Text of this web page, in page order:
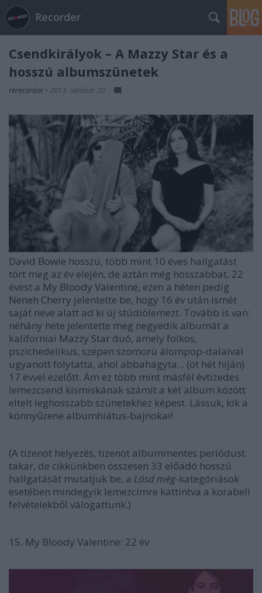
Recorder
Csendkirályok – A Mazzy Star és a
hosszú albumszünetek
rerecorder • 2013. október 20.
David Bowie hosszú, több mint 10 éves hallgatást
tört meg az év elején, de aztán még hosszabbat, 22
évest a My Bloody Valentine, ezen a héten pedig
Neneh Cherry jelentette be, hogy 16 év után ismét
saját neve alatt ad ki új stúdiólemezt. Tovább is van:
néhány hete jelentette meg negyedik albumát a
kaliforniai Mazzy Star duó, amely folkos,
pszichedelikus, szépen szomorú álompop-dalaival
ugyanott folytatta, ahol abbahagyta... (öt hét híján)
17 évvel ezelőtt. Ám ez több mint másfél évtizedes
lemezcsend kismiskának számít a két album között
eltelt leghosszabb szünetekhez képest. Lássuk, kik a
könnyűzene albumhiátus-bajnokai!
(A tizenöt helyezés, tizenöt albummentes periódust
takar, de cikkünkben összesen 33 előadó hosszú
hallgatását mutatjuk be, a Lásd még-kategóriások
esetében mindegyik lemezcímre kattintva a korabeli
felvételekből válogattunk.)
15. My Bloody Valentine: 22 év